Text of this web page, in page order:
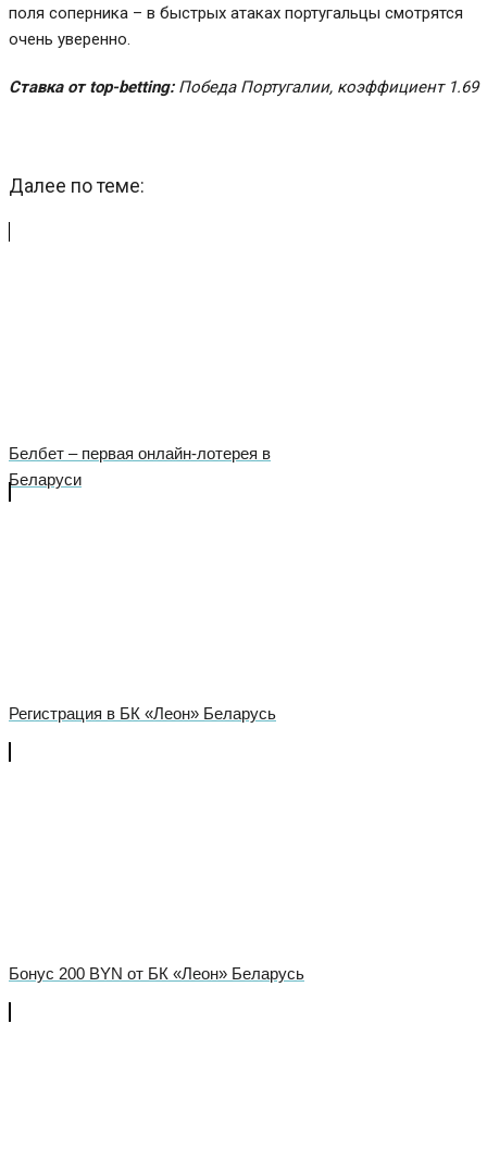
поля соперника – в быстрых атаках португальцы смотрятся
очень уверенно.
Ставка от top-betting: Победа Португалии, коэффициент 1.69
Далее по теме:
Белбет – первая онлайн-лотерея в
Беларуси
Регистрация в БК «Леон» Беларусь
Бонус 200 BYN от БК «Леон» Беларусь